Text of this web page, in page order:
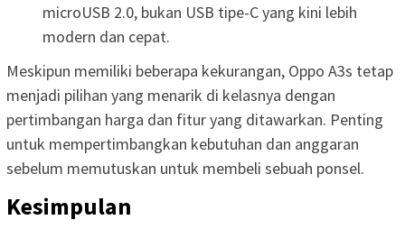
microUSB 2.0, bukan USB tipe-C yang kini lebih
modern dan cepat.
Meskipun memiliki beberapa kekurangan, Oppo A3s tetap
menjadi pilihan yang menarik di kelasnya dengan
pertimbangan harga dan fitur yang ditawarkan. Penting
untuk mempertimbangkan kebutuhan dan anggaran
sebelum memutuskan untuk membeli sebuah ponsel.
Kesimpulan